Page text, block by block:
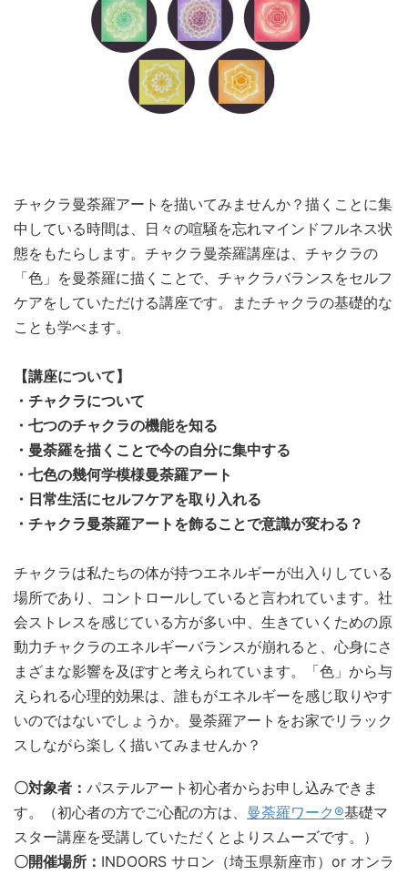
チャクラ曼荼羅アートを描いてみませんか？描くことに集
中している時間は、日々の喧騒を忘れマインドフルネス状
態をもたらします。チャクラ曼荼羅講座は、チャクラの
「色」を曼荼羅に描くことで、チャクラバランスをセルフ
ケアをしていただける講座です。またチャクラの基礎的な
ことも学べます。
【講座について】
・チャクラについて
・七つのチャクラの機能を知る
・曼荼羅を描くことで今の自分に集中する
・七色の幾何学模様曼荼羅アート
・日常生活にセルフケアを取り入れる
・チャクラ曼荼羅アートを飾ることで意識が変わる？
チャクラは私たちの体が持つエネルギーが出入りしている
場所であり、コントロールしていると言われています。社
会ストレスを感じている方が多い中、生きていくための原
動力チャクラのエネルギーバランスが崩れると、心身にさ
まざまな影響を及ぼすと考えられています。「色」から与
えられる心理的効果は、誰もがエネルギーを感じ取りやす
いのではないでしょうか。曼荼羅アートをお家でリラック
スしながら楽しく描いてみませんか？
〇対象者： パステルアート初心者からお申し込みできま
す。（初心者の方でご心配の方は、 曼荼羅ワーク®基礎マ
スター講座を受講していただくとよりスムーズです。）
〇開催場所： INDOORS サロン（埼玉県新座市）or オンラ